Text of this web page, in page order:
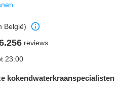
België)
reviews
23:00
kokendwaterkraanspecialisten